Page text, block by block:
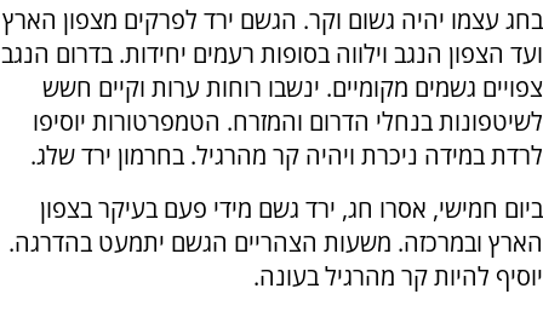
בחג עצמו יהיה גשום וקר. הגשם ירד לפרקים מצפון הארץ
ועד הצפון הנגב וילווה בסופות רעמים יחידות. בדרום הנגב
צפויים גשמים מקומיים. ינשבו רוחות ערות וקיים חשש
לשיטפונות בנחלי הדרום והמזרח. הטמפרטורות יוסיפו
לרדת במידה ניכרת ויהיה קר מהרגיל. בחרמון ירד שלג.
ביום חמישי, אסרו חג, ירד גשם מידי פעם בעיקר בצפון
הארץ ובמרכזה. משעות הצהריים הגשם יתמעט בהדרגה.
יוסיף להיות קר מהרגיל בעונה.